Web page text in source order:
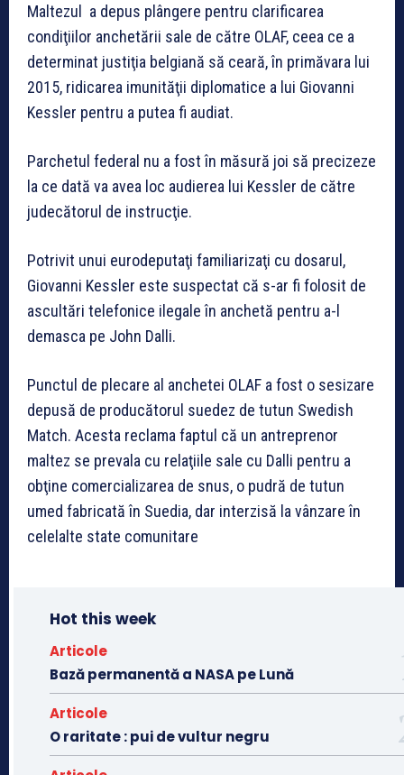
Maltezul a depus plângere pentru clarificarea
condiţiilor anchetării sale de către OLAF, ceea ce a
determinat justiţia belgiană să ceară, în primăvara lui
2015, ridicarea imunităţii diplomatice a lui Giovanni
Kessler pentru a putea fi audiat.
Parchetul federal nu a fost în măsură joi să precizeze
la ce dată va avea loc audierea lui Kessler de către
judecătorul de instrucţie.
Potrivit unui eurodeputaţi familiarizaţi cu dosarul,
Giovanni Kessler este suspectat că s-ar fi folosit de
ascultări telefonice ilegale în anchetă pentru a-l
demasca pe John Dalli.
Punctul de plecare al anchetei OLAF a fost o sesizare
depusă de producătorul suedez de tutun Swedish
Match. Acesta reclama faptul că un antreprenor
maltez se prevala cu relaţiile sale cu Dalli pentru a
obţine comercializarea de snus, o pudră de tutun
umed fabricată în Suedia, dar interzisă la vânzare în
celelalte state comunitare
Hot this week
Articole
Bază permanentă a NASA pe Lună
Articole
O raritate : pui de vultur negru